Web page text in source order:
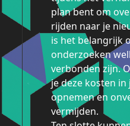
plan bent om
rijden naar je
is het belangrijk
onderzoeken
verbonden zijn.
je deze kosten
opnemen en
vermijden.